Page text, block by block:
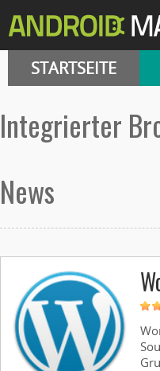
STARTSEITE
integrierter
News